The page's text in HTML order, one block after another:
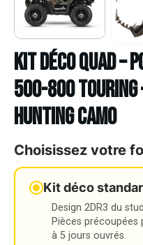
Kit déco Quad –
500-800 TOURING
HUNTING CAMO
Choisissez votre
Kit déco
Design 2DR3 du
Pièces précoupées
à 5 jours ouvrés.